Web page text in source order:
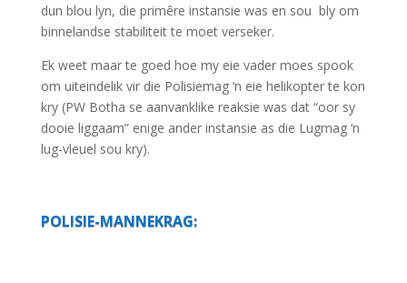
dun blou lyn, die primêre instansie was en sou bly om
binnelandse stabiliteit te moet verseker.
Ek weet maar te goed hoe my eie vader moes spook
om uiteindelik vir die Polisiemag ‘n eie helikopter te kon
kry (PW Botha se aanvanklike reaksie was dat “oor sy
dooie liggaam” enige ander instansie as die Lugmag ‘n
lug-vleuel sou kry).
POLISIE-MANNEKRAG: